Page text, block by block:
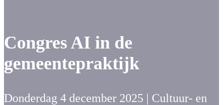
Congres AI in de
gemeentepraktijk
Donderdag 4 december 2025 | Cultuur- en